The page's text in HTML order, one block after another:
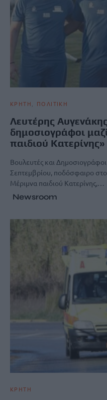
ΚΡΗΤΗ ΠΟΛΙΤΙΚΗ
Λευτέρης
δημοσιογράφοι
παιδιού Κατερίνης»
Βουλευτές και
Σεπτεμβρίου, ποδόσφαιρο
Μέριμνα παιδιού Κατερίνης,…
Newsroom
ΚΡΗΤΗ